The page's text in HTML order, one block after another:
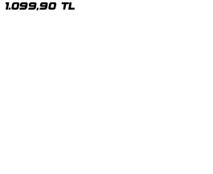
1.099,90 TL